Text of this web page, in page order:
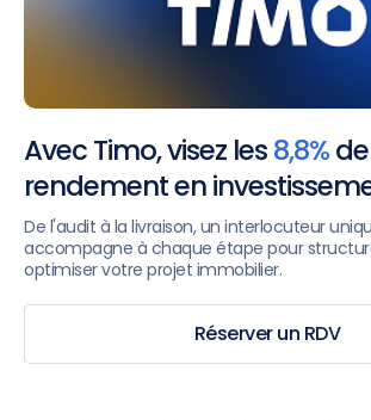
Avec Timo, visez les8,8%de
rendement en
De l'audit à la livraison, un interlocuteur
accompagne à chaque étape pour
optimiser votre projet immobilier.
Réserver un RDV